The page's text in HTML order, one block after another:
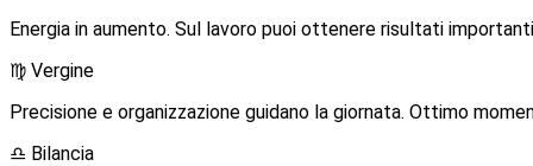
Energia in aumento. Sul lavoro puoi ottenere risultati
♍ Vergine
Precisione e organizzazione guidano la giornata. Ottimo
♎ Bilancia